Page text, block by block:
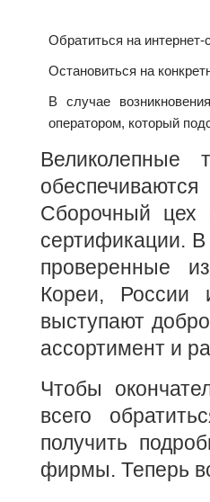
Обратиться на интернет-
Остановиться на
В случае
оператором, который
Великолепные
Сборочный цех
сертификации.
проверенные
Кореи, России
выступают
ассортимент и
Чтобы
всего
получить
фирмы. Теперь